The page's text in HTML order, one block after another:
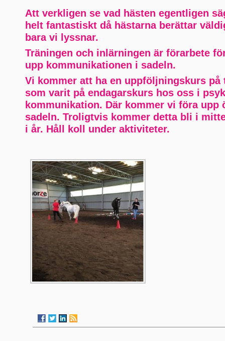
Att verkligen se vad hästen egentligen
helt fantastiskt då hästarna berättar
bara vi lyssnar.
Träningen och inlärningen är förarbete
upp kommunikationen i sadeln.
Vi kommer att ha en uppföljningskurs på
som varit på endagarskurs hos oss i
kommunikation. Där kommer vi föra upp
sadeln. Troligtvis kommer detta bli i
i år. Håll koll under aktiviteter.